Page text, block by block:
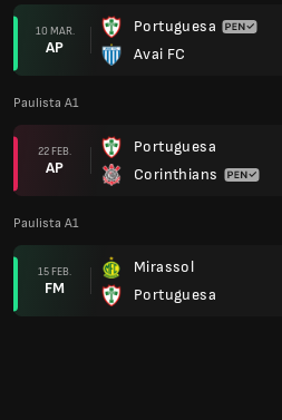
07 FEB.
FM
Portuguesa
Ponte Preta
31 IAN.
Portuguesa
21 IAN.
FM
Sao Paulo
Portuguesa